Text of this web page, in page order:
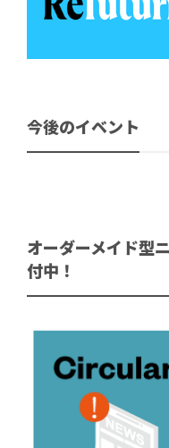
今後のイベント
オーダーメイド型
付中！